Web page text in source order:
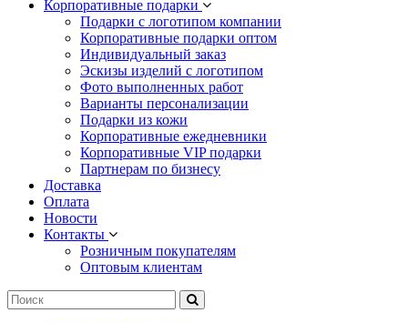
Корпоративные подарки
Подарки с логотипом компании
Корпоративные подарки оптом
Индивидуальный заказ
Эскизы изделий с логотипом
Фото выполненных работ
Варианты персонализации
Подарки из кожи
Корпоративные ежедневники
Корпоративные VIP подарки
Партнерам по бизнесу
Доставка
Оплата
Новости
Контакты
Розничным покупателям
Оптовым клиентам